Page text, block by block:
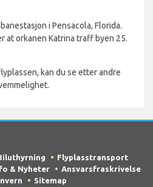
i Pensacola, Florida.
at orkanen Katrina traff byen 25.
kan du se etter andre
Flyplasstransport
& Nyheter
Ansvarsfraskrivelse
Sitemap